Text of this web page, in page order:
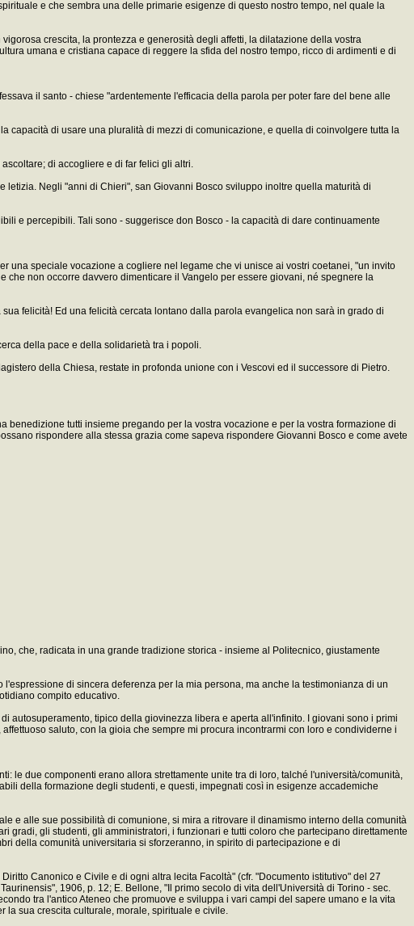
e che sembra una delle primarie esigenze di questo nostro tempo, nel quale la
crescita, la prontezza e generosità degli affetti, la dilatazione della vostra
umana e cristiana capace di reggere la sfida del nostro tempo, ricco di ardimenti e di
il santo - chiese "ardentemente l'efficacia della parola per poter fare del bene alle
capacità di usare una pluralità di mezzi di comunicazione, e quella di coinvolgere tutta la
di accogliere e di far felici gli altri.
Negli "anni di Chieri", san Giovanni Bosco sviluppo inoltre quella maturità di
e percepibili. Tali sono - suggerisce don Bosco - la capacità di dare continuamente
una speciale vocazione a cogliere nel legame che vi unisce ai vostri coetanei, "un invito
non occorre davvero dimenticare il Vangelo per essere giovani, né spegnere la
felicità! Ed una felicità cercata lontano dalla parola evangelica non sarà in grado di
della pace e della solidarietà tra i popoli.
della Chiesa, restate in profonda unione con i Vescovi ed il successore di Pietro.
tutti insieme pregando per la vostra vocazione e per la vostra formazione di
rispondere alla stessa grazia come sapeva rispondere Giovanni Bosco e come avete
che, radicata in una grande tradizione storica - insieme al Politecnico, giustamente
di sincera deferenza per la mia persona, ma anche la testimonianza di un
compito educativo.
autosuperamento, tipico della giovinezza libera e aperta all'infinito. I giovani sono i primi
saluto, con la gioia che sempre mi procura incontrarmi con loro e condividerne i
le due componenti erano allora strettamente unite tra di loro, talché l'università/comunità,
della formazione degli studenti, e questi, impegnati così in esigenze accademiche
e alle sue possibilità di comunione, si mira a ritrovare il dinamismo interno della comunità
gli studenti, gli amministratori, i funzionari e tutti coloro che partecipano direttamente
della comunità universitaria si sforzeranno, in spirito di partecipazione e di
Canonico e Civile e di ogni altra lecita Facoltà" (cfr. "Documento istitutivo" del 27
1906, p. 12; E. Bellone, "Il primo secolo di vita dell'Università di Torino - sec.
tra l'antico Ateneo che promuove e sviluppa i vari campi del sapere umano e la vita
sua crescita culturale, morale, spirituale e civile.